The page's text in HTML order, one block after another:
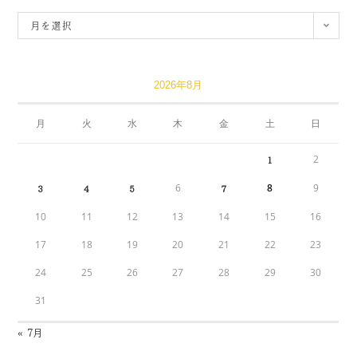
月を選択
2026年8月
月 火 水 木 金 土 日
1 2
3 4 5 6 7 8 9
10 11 12 13 14 15 16
17 18 19 20 21 22 23
24 25 26 27 28 29 30
31
« 7月